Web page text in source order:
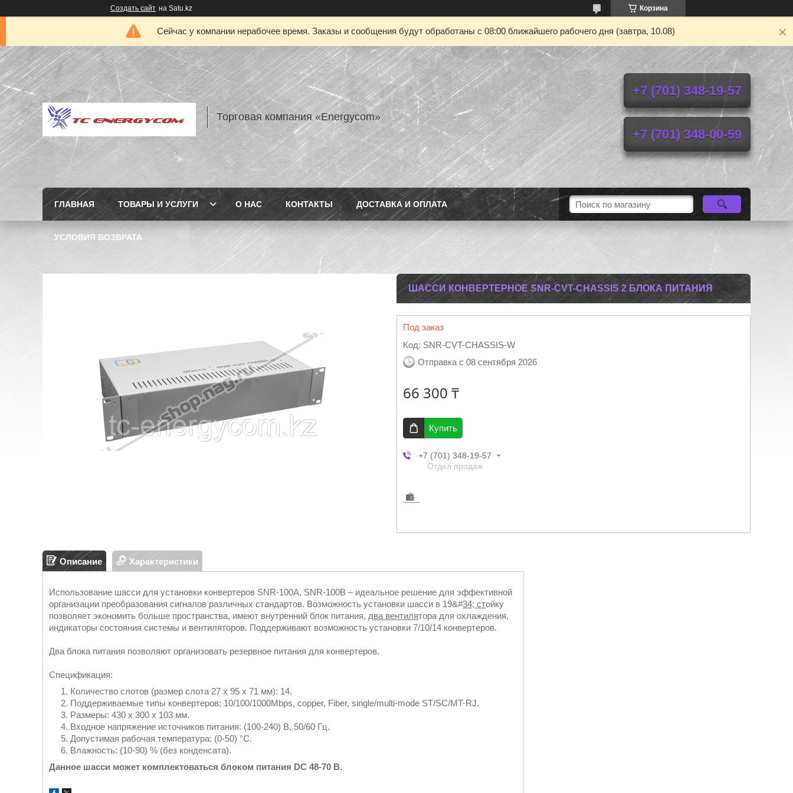
Создать сайт на Satu.kz Корзина
Сейчас у компании нерабочее время. Заказы и сообщения будут обработаны с 08:00 ближайшего рабочего дня (завтра, 10.08)
Торговая компания «Energycom»
+7 (701) 348-19-57
+7 (701) 348-00-59
ГЛАВНАЯ ТОВАРЫ И УСЛУГИ О НАС КОНТАКТЫ ДОСТАВКА И ОПЛАТА
УСЛОВИЯ ВОЗВРАТА
ШАССИ КОНВЕРТЕРНОЕ SNR-CVT-CHASSIS 2 БЛОКА ПИТАНИЯ
Под заказ
Код: SNR-CVT-CHASSIS-W
Отправка с 08 сентября 2026
66 300 ₸
Купить
+7 (701) 348-19-57
Отдел продаж
Описание Характеристики
Использование шасси для установки конвертеров SNR-100A, SNR-100B – идеальное решение для эффективной
организации преобразования сигналов различных стандартов. Возможность установки шасси в 19&#34; стойку
позволяет экономить больше пространства, имеют внутренний блок питания, два вентилятора для охлаждения,
индикаторы состояния системы и вентиляторов. Поддерживают возможность установки 7/10/14 конвертеров.
Два блока питания позволяют организовать резервное питания для конвертеров.
Спецификация:
Количество слотов (размер слота 27 x 95 x 71 мм): 14.
Поддерживаемые типы конвертеров: 10/100/1000Mbps, copper, Fiber, single/multi-mode ST/SC/MT-RJ.
Размеры: 430 x 300 x 103 мм.
Входное напряжение источников питания: (100-240) В, 50/60 Гц.
Допустимая рабочая температура: (0-50) °С.
Влажность: (10-90) % (без конденсата).
Данное шасси может комплектоваться блоком питания DC 48-70 В.